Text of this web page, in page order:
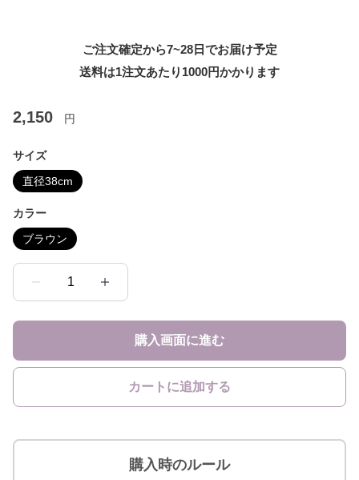
ご注文確定から7~28日でお届け予定
送料は1注文あたり 1000円かかります
2,150 円
サイズ
直径38cm
カラー
ブラウン
1
購入画面に進む
カートに追加する
購入時のルール